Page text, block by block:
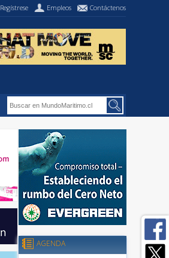
Regístrese Empleos Contáctenos
AGENDA